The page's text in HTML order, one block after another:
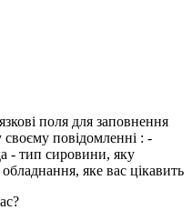
поля для заповнення
повідомленні : -
- тип сировини, яку
яке вас цікавить